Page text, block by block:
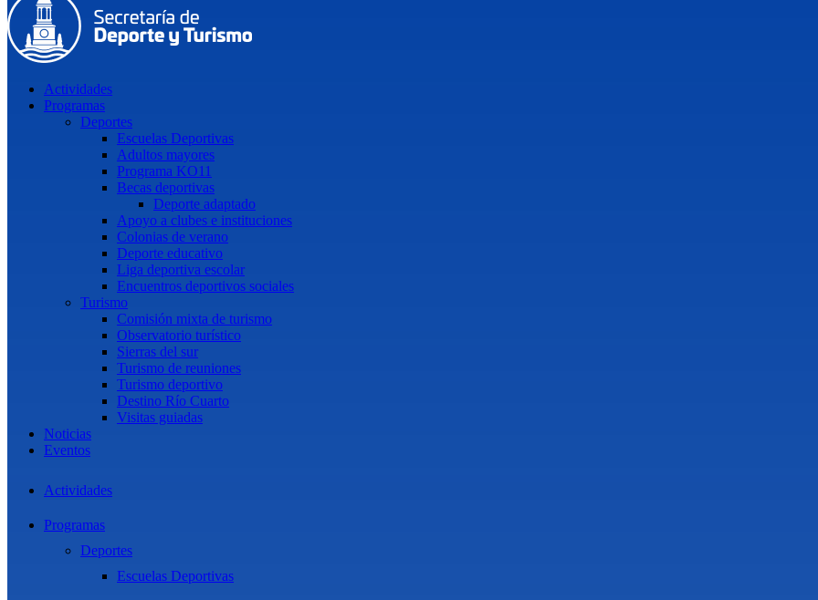
Actividades
Programas
Deportes
Escuelas Deportivas
Adultos mayores
Programa KO11
Becas deportivas
Deporte adaptado
Apoyo a clubes e instituciones
Colonias de verano
Deporte educativo
Liga deportiva escolar
Encuentros deportivos sociales
Turismo
Comisión mixta de turismo
Observatorio turístico
Sierras del sur
Turismo de reuniones
Turismo deportivo
Destino Río Cuarto
Visitas guiadas
Noticias
Eventos
Actividades
Programas
Deportes
Escuelas Deportivas